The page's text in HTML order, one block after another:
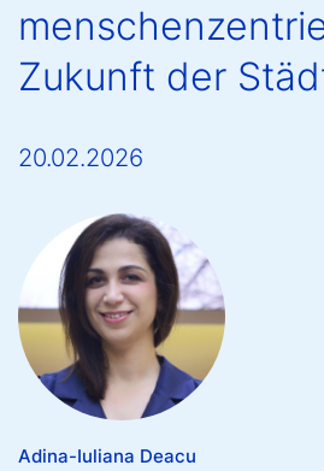
Zukunft der
20.02.2026
Adina-Iuliana Deacu